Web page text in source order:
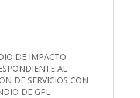
DE IMPACTO
AL
DE SERVICIOS CON
DE GPL